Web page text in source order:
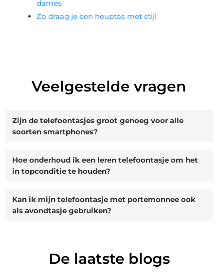
dames
Zo draag je een heuptas met stijl
Veelgestelde vragen
Zijn de telefoontasjes groot genoeg voor alle
soorten smartphones?
Hoe onderhoud ik een leren telefoontasje om het
in topconditie te houden?
Kan ik mijn telefoontasje met portemonnee ook
als avondtasje gebruiken?
De laatste blogs